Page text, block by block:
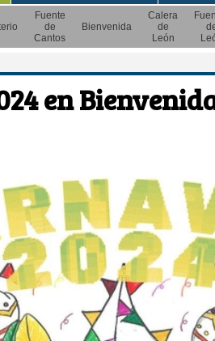
Fuente
de
Cantos
Bienvenida
Calera
de
León
en